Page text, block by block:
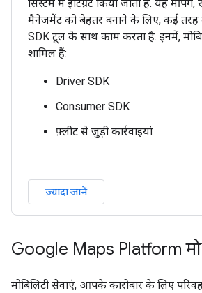
सिस्टम में इंटिग्रेट किया जाता है. यह
मैनेजमेंट को बेहतर बनाने के लिए, कई
SDK टूल के साथ काम करता है. इनमें,
शामिल हैं:
Driver SDK
Consumer SDK
फ़्लीट से जुड़ी कार्रवाइयां
ज़्यादा जानें
Google Maps Platform
मोबिलिटी सेवाएं, आपके कारोबार के लिए